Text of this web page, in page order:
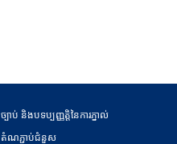
ច្បាប់ និងបទប្បញ្ញត្តិនៃការភ្នាល់
តំណភ្ជាប់ជំនួស